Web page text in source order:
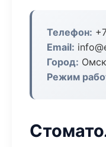
Телефон:
Email:
Город: Омск
Режим